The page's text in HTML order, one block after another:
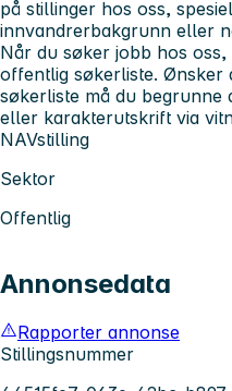
på stillinger hos oss,
innvandrerbakgrunn eller
Når du søker jobb hos
offentlig søkerliste.
søkerliste må du begrunne
eller karakterutskrift via
NAVstilling
Sektor
Offentlig
Annonsedata
Rapporter annonse
Stillingsnummer